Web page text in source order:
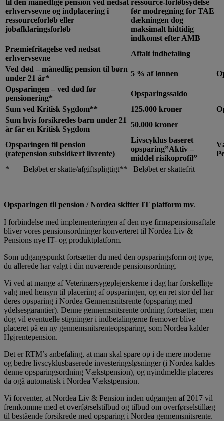
erhvervsevne og indplacering i
ressourceforløb eller
jobafklaringsforløb
før modregning for TAE
dækningen dog
maksimalt hidtidig
indkomst efter AMB
Præmiefritagelse ved nedsat
erhvervsevne
Aftalt indbetaling
Ved død – månedlig pension til børn
under 21 år*
5 % af lønnen
Opsparingen – ved død før
pensionering*
Opsparingssaldo
Sum ved Kritisk Sygdom**
125.000 kroner
Sum hvis forsikredes barn under 21
år får en Kritisk Sygdom
50.000 kroner
Opsparingen til pension
(ratepension subsidiært livrente)
Livscyklus baseret
opsparing”Aktiv –
middel risikoprofil”
* Beløbet er skatte/afgiftspligtigt** Beløbet er skattefrit
Opsparingen til pension / Nordea skifter IT platform mv.
I forbindelse med implementeringen af den nye firmapensionsaftale
bliver vores pensionsordninger konverteret til Nordea Liv &
Pensions nye IT- og produktplatform.
Som udgangspunkt fortsætter du med den opsparingsform og type,
du allerede har valgt i din nuværende pensionsordning.
Vi ved at mange af Veterinærsygeplejerskerne i dag har forskellige
valg med hensyn til placering af opsparingen, og en ret stor del har
deres opsparing i Nordea Gennemsnitsrente (opsparing med
ydelsesgarantier). Denne gennemsnitsrente ordning fortsætter, men
dog vil eventuelle stigninger i indbetalingerne fremover blive
placeret på en ny gennemsnitsrenteopsparing, som Nordea kalder
Højrentepension.
Det er RTM’s anbefaling, at man skal spare op i de mere moderne
og bedre livscyklusbaserede investeringsløsninger (i Nordea kaldes
denne opsparingsordning Vækstpension), og nyindmeldte placeres
da ogå automatisk i Nordea Vækstpension.
Vi forventer, at Nordea Liv & Pension inden udgangen af 2017 vil
fremkomme med et overførselstilbud og tilbud om overførselstillæg
til bestående forsikrede med opsparing i Nordea gennemsnitsrente.